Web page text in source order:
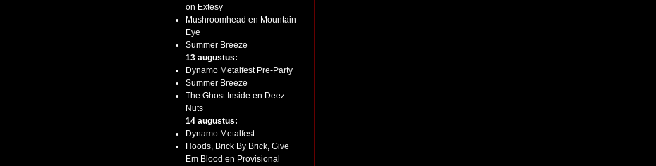
on Extesy
Mushroomhead en Mountain
Eye
Summer Breeze
13 augustus:
Dynamo Metalfest Pre-Party
Summer Breeze
The Ghost Inside en Deez
Nuts
14 augustus:
Dynamo Metalfest
Hoods, Brick By Brick, Give
Em Blood en Provisional